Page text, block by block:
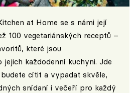
at Home se s námi její
100 vegetariánských receptů –
které jsou
každodenní kuchyni. Jde
cítit a vypadat skvěle,
snídaní i večeří pro každý